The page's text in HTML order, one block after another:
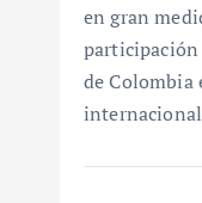
en gran
participación
de Colombia